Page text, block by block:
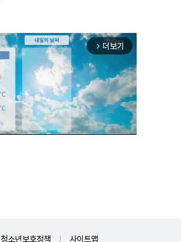
arrow_forward_ios 더보기
청소년보호정책 사이트맵